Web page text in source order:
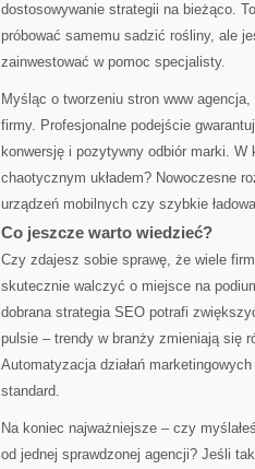
dostosowywanie strategii na bieżąco.
próbować samemu sadzić rośliny, ale
zainwestować w pomoc specjalisty.
Myśląc o tworzeniu stron www
firmy. Profesjonalne podejście
konwersję i pozytywny odbiór marki. W
chaotycznym układem? Nowoczesne
urządzeń mobilnych czy szybkie
Co jeszcze warto wiedzieć?
Czy zdajesz sobie sprawę, że wiele
skutecznie walczyć o miejsce na
dobrana strategia SEO potrafi
pulsie – trendy w branży zmieniają się
Automatyzacja działań
standard.
Na koniec najważniejsze – czy
od jednej sprawdzonej agencji? Jeśli